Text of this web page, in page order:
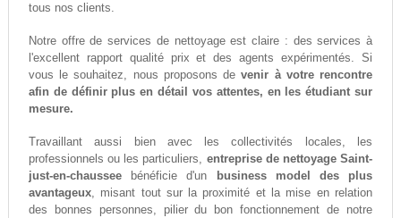
tous nos clients.
Notre offre de services de nettoyage est claire : des services à
l'excellent rapport qualité prix et des agents expérimentés. Si
vous le souhaitez, nous proposons devenir à votre rencontre
afin de définir plus en détail vos attentes, en les étudiant sur
mesure.
Travaillant aussi bien avec les collectivités locales, les
professionnels ou les particuliers, entreprise de nettoyage Saint-
just-en-chausseebénéficie d'un
business model des plus
avantageux, misant tout sur la proximité et la mise en relation
des bonnes personnes, pilier du bon fonctionnement de notre